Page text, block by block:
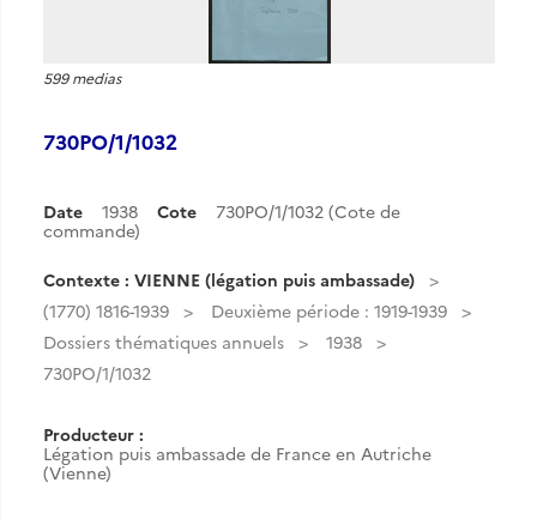
599 medias
730PO/1/1032
Date 1938 Cote
730PO/1/1032 (Cote de
commande)
Contexte : VIENNE (légation puis ambassade)
(1770) 1816-1939
Deuxième période : 1919-1939
Dossiers thématiques annuels
1938
730PO/1/1032
Producteur :
Légation puis ambassade de France en Autriche
(Vienne)